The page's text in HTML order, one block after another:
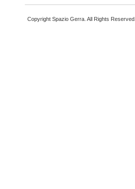
Copyright Spazio Gerra. All Rights Reserved.